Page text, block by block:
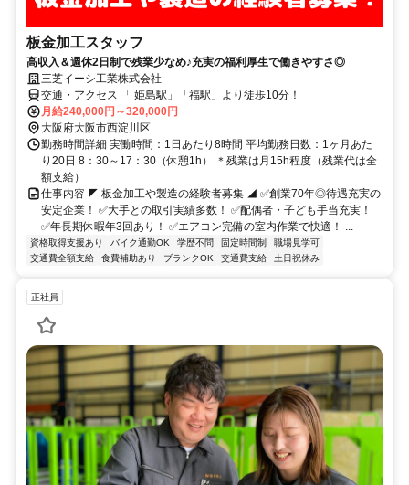
板金加工スタッフ
高収入＆週休2日制で残業少なめ♪充実の福利厚生で働きやすさ◎
三芝イーシ工業株式会社
交通・アクセス 「 姫島駅」「福駅」より徒歩10分！
月給240,000円～320,000円
大阪府大阪市西淀川区
勤務時間詳細 実働時間：1日あたり8時間 平均勤務日数：1ヶ月あた
り20日 8：30～17：30（休憩1h） ＊残業は月15h程度（残業代は全
額支給）
仕事内容 ◤ 板金加工や製造の経験者募集 ◢ ✅創業70年◎待遇充実の
安定企業！ ✅大手との取引実績多数！ ✅配偶者・子ども手当充実！
✅年長期休暇年3回あり！ ✅エアコン完備の室内作業で快適！ ...
資格取得支援あり バイク通勤OK 学歴不問 固定時間制
職場見学可
交通費全額支給
食費補助あり ブランクOK 交通費支給 土日祝休み
正社員